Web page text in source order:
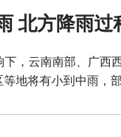
北方降雨过
，云南南部、广
地将有小到中雨，